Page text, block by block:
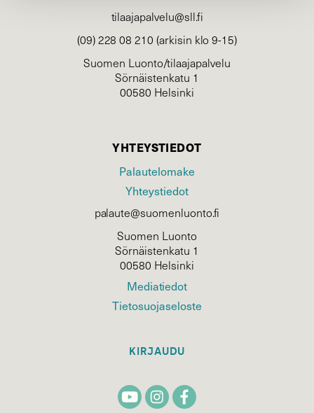
tilaajapalvelu@sll.fi
(09) 228 08 210 (arkisin klo 9-15)
Suomen Luonto/tilaajapalvelu
Sörnäistenkatu 1
00580 Helsinki
YHTEYSTIEDOT
Palautelomake
Yhteystiedot
palaute@suomenluonto.fi
Suomen Luonto
Sörnäistenkatu 1
00580 Helsinki
Mediatiedot
Tietosuojaseloste
KIRJAUDU